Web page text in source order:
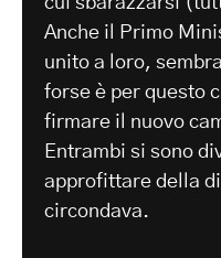
Anche il Primo
unito a loro,
forse è per questo
firmare il nuovo
Entrambi si sono
approfittare della
circondava.